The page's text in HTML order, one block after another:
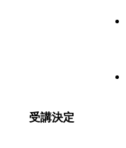
受講決定